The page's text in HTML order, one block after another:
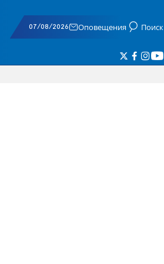
07/08/2026 Оповещения Поиск